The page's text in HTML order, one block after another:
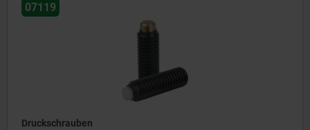
07119
Druckschrauben